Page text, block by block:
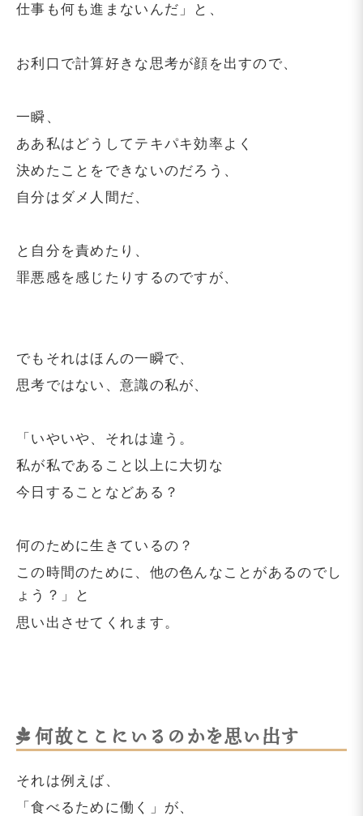
仕事も何も進まないんだ」と、
お利口で計算好きな思考が顔を出すので、
一瞬、
ああ私はどうしてテキパキ効率よく
決めたことをできないのだろう、
自分はダメ人間だ、
と自分を責めたり、
罪悪感を感じたりするのですが、
でもそれはほんの一瞬で、
思考ではない、意識の私が、
「いやいや、それは違う。
私が私であること以上に大切な
今日することなどある？
何のために生きているの？
この時間のために、他の色んなことがあるのでし
ょう？」と
思い出させてくれます。
何故ここにいるのかを思い出す
それは例えば、
「食べるために働く」が、